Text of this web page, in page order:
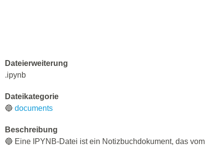
Dateierweiterung
.ipynb
Dateikategorie
🔵 documents
Beschreibung
🔵 Eine IPYNB-Datei ist ein Notizbuchdokument, das vom